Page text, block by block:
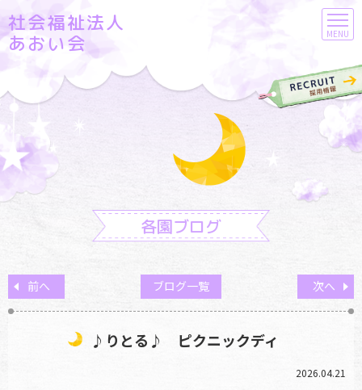
MENU
社会福祉法人
あおい会
各園ブログ
前へ 次へ
ブログ一覧
♪りとる♪ ピクニックディ
2026.04.21